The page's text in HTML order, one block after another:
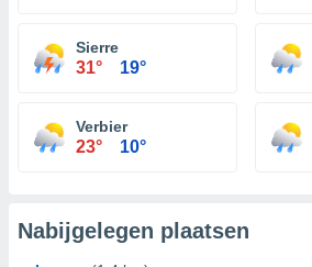
Sierre
31° 19°
Verbier
23° 10°
Nabijgelegen plaatsen